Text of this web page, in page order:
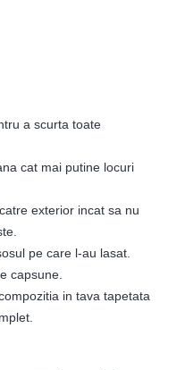
a scurta toate
cat mai putine locuri
exterior incat sa nu
pe care l-au lasat.
capsune.
in tava tapetata